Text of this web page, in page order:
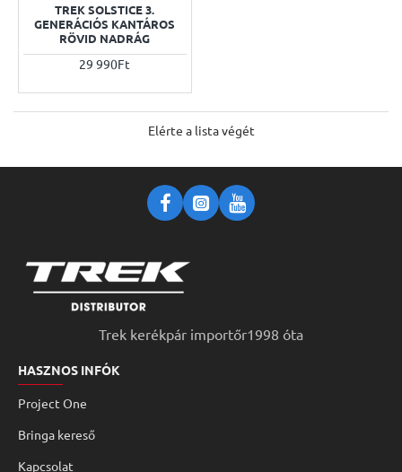
TREK SOLSTICE 3.
GENERÁCIÓS KANTÁROS
RÖVID NADRÁG
29 990Ft
Elérte a lista végét
Trek kerékpár importőr1998 óta
HASZNOS INFÓK
Project One
Bringa kereső
Kapcsolat